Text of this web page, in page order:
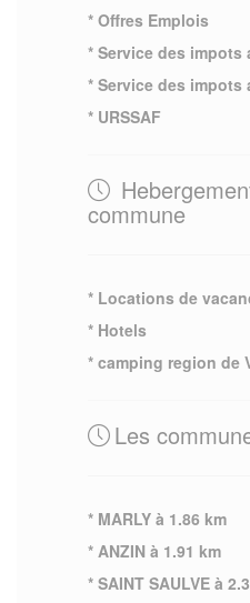
* Offres Emplois
* Service des impots
* Service des impots
* URSSAF
commune
* Locations de
* Hotels
* camping region de
Les
* MARLY à 1.86 km
* ANZIN à 1.91 km
* SAINT SAULVE à